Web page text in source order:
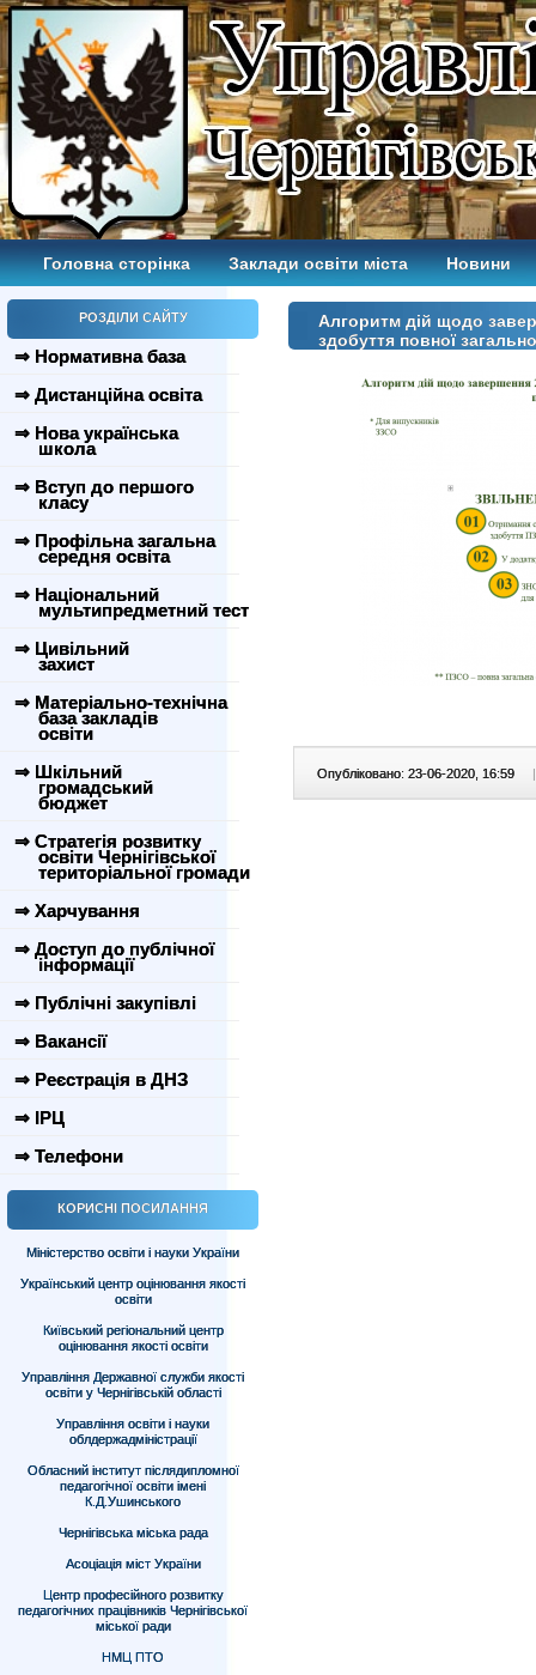
Головна сторінка Заклади освіти міста Новини
РОЗДІЛИ САЙТУ
⇒ Нормативна база
⇒ Дистанційна освіта
⇒ Нова українська
школа
⇒ Вступ до першого
класу
⇒ Профільна загальна
середня освіта
⇒ Національний
мультипредметний тест
⇒ Цивільний
захист
⇒ Матеріально-технічна
база закладів
освіти
⇒ Шкільний
громадський
бюджет
⇒ Стратегія розвитку
освіти Чернігівської
територіальної громади
⇒ Харчування
⇒ Доступ до публічної
інформації
⇒ Публічні закупівлі
⇒ Вакансії
⇒ Реєстрація в ДНЗ
⇒ ІРЦ
⇒ Телефони
КОРИСНІ ПОСИЛАННЯ
Міністерство освіти і науки України
Український центр оцінювання якості
освіти
Київський регіональний центр
оцінювання якості освіти
Управління Державної служби якості
освіти у Чернігівській області
Управління освіти і науки
облдержадміністрації
Обласний інститут післядипломної
педагогічної освіти імені
К.Д.Ушинського
Чернігівська міська рада
Асоціація міст України
Центр професійного розвитку
педагогічних працівників Чернігівської
міської ради
НМЦ ПТО
Алгоритм дій щодо
здобуття повної
Опубліковано: 23-06-2020, 16:59 |